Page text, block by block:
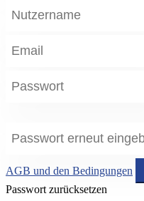
AGB und den Bedingungen
Passwort zurücksetzen